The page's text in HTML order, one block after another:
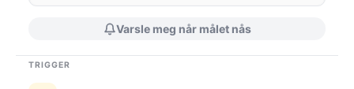
Varsle meg når målet nås
TRIGGER